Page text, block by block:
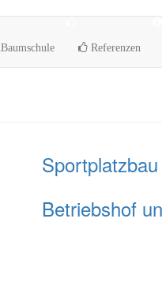
Baumschule Referenzen
Sportplatzbau
Betriebshof